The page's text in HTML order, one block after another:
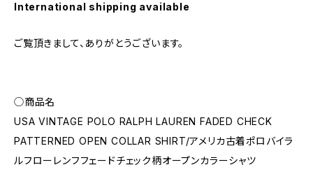
International shipping available
ご覧頂きまして、ありがとうございます。
◯商品名
USA VINTAGE POLO RALPH LAUREN FADED CHECK
PATTERNED OPEN COLLAR SHIRT/アメリカ古着ポロバイラ
ルフローレンフフェードチェック柄オープンカラーシャツ